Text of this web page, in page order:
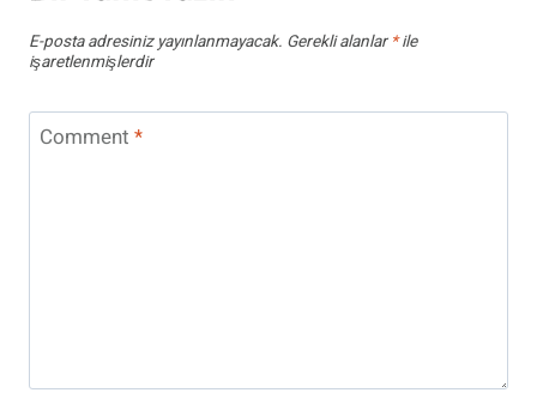
E-posta adresiniz yayınlanmayacak. Gerekli alanlar *ile
işaretlenmişlerdir
Comment *